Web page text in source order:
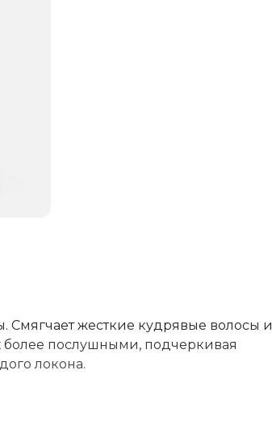
жесткие кудрявые волосы и
более послушными, подчеркивая
локона.